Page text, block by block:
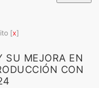
[x]
SU MEJORA EN
CON